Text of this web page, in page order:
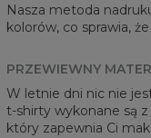
Nasza metoda
kolorów, co sprawia,
PRZEWIEWNY
W letnie dni nic nie
t-shirty wykonane są
który zapewnia Ci